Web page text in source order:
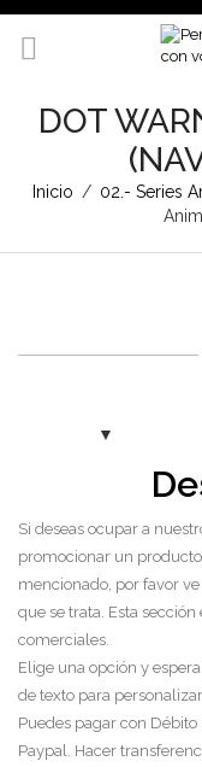
DOT
Inicio / 02.- Series
Si deseas ocupar a
promocionar un
mencionado, por favor
que se trata. Esta
comerciales.
Elige una opción y
de texto para
Puedes pagar con Débito
Paypal. Hacer